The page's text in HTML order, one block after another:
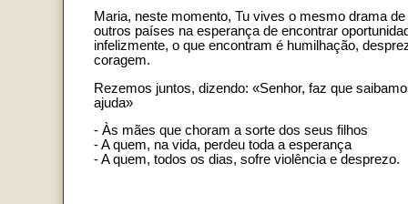
Maria, neste momento, Tu vives o mesmo drama
outros países na esperança de encontrar
infelizmente, o que encontram é humilhação,
coragem.
Rezemos juntos, dizendo: «Senhor, faz que
ajuda»
- Às mães que choram a sorte dos seus filhos
- A quem, na vida, perdeu toda a esperança
- A quem, todos os dias, sofre violência e desprezo.